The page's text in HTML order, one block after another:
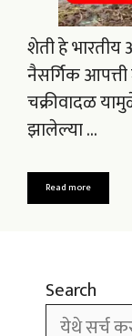
शेती हे
नैसर्गिक
चक्रीवादळ
झालेल्या …
Read more
Search